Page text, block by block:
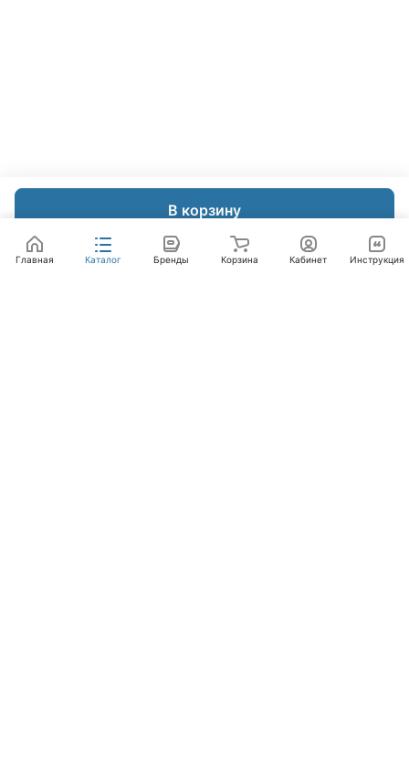
В корзину
Главная Каталог Бренды Корзина Кабинет Инструкция